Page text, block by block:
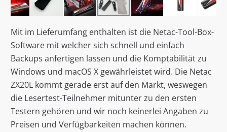
Mit im Lieferumfang enthalten ist die Netac-Tool-Box-
Software mit welcher sich schnell und einfach
Backups anfertigen lassen und die Komptabilität zu
Windows und macOS X gewährleistet wird. Die Netac
ZX20L kommt gerade erst auf den Markt, weswegen
die Lesertest-Teilnehmer mitunter zu den ersten
Testern gehören und wir noch keinerlei Angaben zu
Preisen und Verfügbarkeiten machen können.